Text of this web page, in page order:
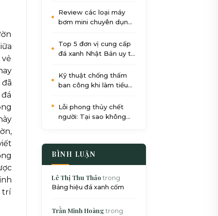
trí
năng suất
Review các loại máy
bơm mini chuyên dụng
sân
Top 5 đơn vị cung cấp
đá xanh Nhật Bản uy tín
Kỹ thuật chống thấm
ban công khi làm tiểu
chuẩn SEO
Lỗi phong thủy chết
người: Tại sao không
BÌNH LUẬN
Lê Thị Thu Thảo trong
Bảng hiệu đá xanh cốm
Trần Minh Hoàng trong